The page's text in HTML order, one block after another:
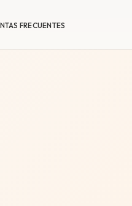
FRECUENTES